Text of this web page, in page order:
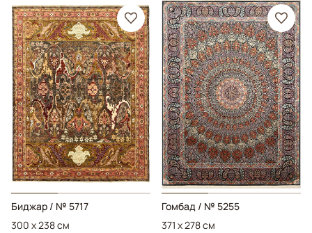
Биджар / № 5717
300 x 238 см
Гомбад / № 5255
371 x 278 см